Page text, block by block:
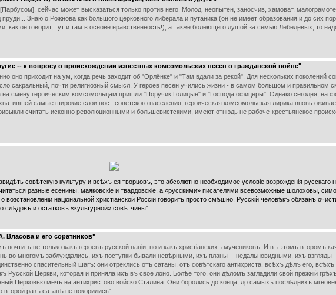
сейчас может высказаться только против него. Молод, неопытен, заносчив, хамоват,
Знаю о.Рожнова как большого церковного либерала и путаника (он не имеет образования и до сих
как он говорит, тут и там в основе нравственность!), а также болеющего душой за семью Лебедевых, то
-- к вопросу о происхождении известных комсомольских песен о гражданской войне"
оно приходит на ум, когда речь заходит об "Орлёнке" и "Там вдали за рекой". Для нескольких поколений
сакральный, почти религиозный смысл. У героев песен учились жизни - в самом большом и правильном
на смену героическим комсомольцам пришли "Поручик Голицын" и "Господа офицеры". Однако сегодня, на
самые широкие слои пост-советского населения, героическая комсомольская лирика вновь
считать исконно революционными и большевистскими, имеют отнюдь не рабоче-крестьянское
совѣтскую культуру и всѣхъ ея творцовъ, это абсолютно необходимое условіе возрожденія русскаго
разные есенины, маяковскiе и твардовскiе, а «русскими» писателями всевозможные шолоховы,
національной христіанской Россіи говорить просто смѣшно. Русскій человѣкъ обязанъ
и остатковъ «культурной» совѣтчины".
Власова и его соратников"
не только какъ героевъ русской націи, но и какъ христіанскихъ мучениковъ. И въ этомъ второмъ
во многомъ заблуждались, ихъ поступки бывали невѣрными, ихъ планы -- недальновидными, ихъ взгляды
спасительный шагъ: они отреклись отъ сатаны, отъ совѣтскаго антихриста, всѣхъ дѣлъ его, всѣхъ
Русской Церкви, которая и приняла ихъ въ свое лоно. Болѣе того, они дѣломъ загладили свой прежній
Церковью мечъ на антихристово войско Сталина. Они боролись до конца, до самыхъ послѣднихъ
разъ сатанѣ не покорились".